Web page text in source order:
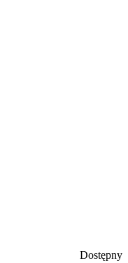
Dostępny